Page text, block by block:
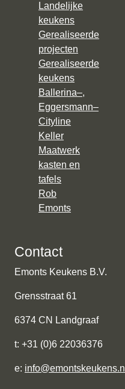
Landelijke
keukens
Gerealiseerde
projecten
Gerealiseerde
keukens
Ballerina–,
Eggersmann–
Cityline
Keller
Maatwerk
kasten en
tafels
Rob
Emonts
Contact
Emonts Keukens B.V.
Grensstraat 61
6374 CN Landgraaf
t: +31 (0)6 22036376
e: info@emontskeukens.nl